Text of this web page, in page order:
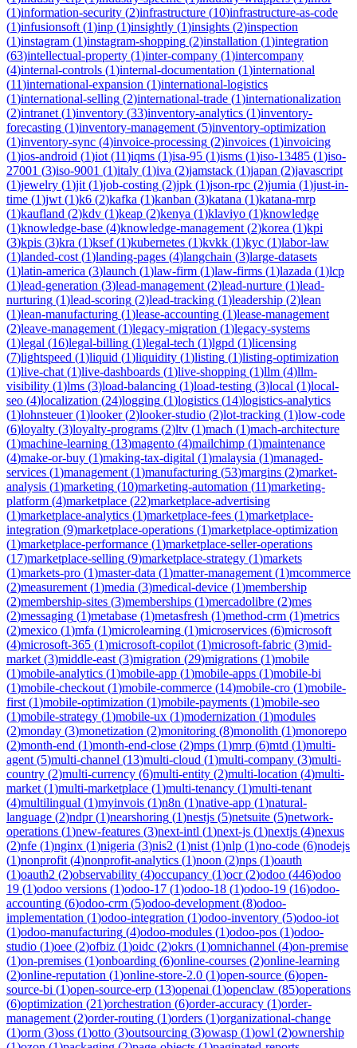
(1)information-security (2)infrastructure (10)infrastructure-as-code
(1)infusionsoft (1)inp (1)insightly (1)insights (2)inspection
(1)instagram (1)instagram-shopping (2)installation (1)integration
(63)intellectual-property (1)inter-company (1)intercompany
(4)internal-controls (1)internal-documentation (1)international
(11)international-expansion (1)international-logistics
(1)international-selling (2)international-trade (1)internationalization
(2)intranet (1)inventory (33)inventory-analytics (1)inventory-
forecasting (1)inventory-management (5)inventory-optimization
(1)inventory-sync (4)invoice-processing (2)invoices (1)invoicing
(1)ios-android (1)iot (11)iqms (1)isa-95 (1)isms (1)iso-13485 (1)iso-
27001 (3)iso-9001 (1)italy (1)iva (2)jamstack (1)japan (2)javascript
(1)jewelry (1)jit (1)job-costing (2)jpk (1)json-rpc (2)jumia (1)just-in-
time (1)jwt (1)k6 (2)kafka (1)kanban (3)katana (1)katana-mrp
(1)kaufland (2)kdv (1)keap (2)kenya (1)klaviyo (1)knowledge
(1)knowledge-base (4)knowledge-management (2)korea (1)kpi
(3)kpis (3)kra (1)ksef(1)kubernetes (1)kvkk (1)kyc (1)labor-law
(1)landed-cost (1)landing-pages (4)langchain (3)large-datasets
(1)latin-america (3)launch (1)law-firm (1)law-firms (1)lazada (1)lcp
(1)lead-generation (3)lead-management (2)lead-nurture (1)lead-
nurturing (1)lead-scoring (2)lead-tracking (1)leadership (2)lean
(1)lean-manufacturing (1)lease-accounting (1)lease-management
(2)leave-management (1)legacy-migration (1)legacy-systems
(1)legal (16)legal-billing (1)legal-tech (1)lgpd (1)licensing
(7)lightspeed (1)liquid (1)liquidity (1)listing (1)listing-optimization
(1)live-chat (1)live-dashboards (1)live-shopping (1)llm (4)llm-
visibility (1)lms (3)load-balancing (1)load-testing (3)local (1)local-
seo (4)localization (24)logging (1)logistics (14)logistics-analytics
(1)lohnsteuer(1)looker(2)looker-studio (2)lot-tracking (1)low-code
(6)loyalty (3)loyalty-programs (2)ltv (1)mach (1)mach-architecture
(1)machine-learning (13)magento (4)mailchimp (1)maintenance
(4)make-or-buy (1)making-tax-digital (1)malaysia (1)managed-
services (1)management (1)manufacturing (53)margins (2)market-
analysis (1)marketing (10)marketing-automation (11)marketing-
platform (4)marketplace (22)marketplace-advertising
(1)marketplace-analytics (1)marketplace-fees (1)marketplace-
integration (9)marketplace-operations (1)marketplace-optimization
(1)marketplace-performance (1)marketplace-seller-operations
(17)marketplace-selling (9)marketplace-strategy (1)markets
(1)markets-pro (1)master-data (1)matter-management (1)mcommerce
(2)measurement (1)media (3)medical-device (1)membership
(2)membership-sites (3)memberships (1)mercadolibre (2)mes
(2)messaging (1)metabase (1)metasfresh (1)method-crm (1)metrics
(2)mexico (1)mfa (1)microlearning (1)microservices (6)microsoft
(4)microsoft-365 (1)microsoft-copilot (1)microsoft-fabric (3)mid-
market (3)middle-east (3)migration (29)migrations (1)mobile
(1)mobile-analytics (1)mobile-app (1)mobile-apps (1)mobile-bi
(1)mobile-checkout (1)mobile-commerce (14)mobile-cro (1)mobile-
first (1)mobile-optimization (1)mobile-payments (1)mobile-seo
(1)mobile-strategy (1)mobile-ux (1)modernization (1)modules
(2)monday (3)monetization (2)monitoring (8)monolith (1)monorepo
(2)month-end (1)month-end-close (2)mps (1)mrp (6)mtd (1)multi-
agent (5)multi-channel (13)multi-cloud (1)multi-company (3)multi-
country (2)multi-currency (6)multi-entity (2)multi-location (4)multi-
market (1)multi-marketplace (1)multi-tenancy (1)multi-tenant
(4)multilingual (1)myinvois (1)n8n (1)native-app (1)natural-
language (2)ndpr(1)nearshoring (1)nestjs (5)netsuite (5)network-
operations (1)new-features (3)next-intl (1)next-js (1)nextjs (4)nexus
(2)nfe (1)nginx (1)nigeria (3)nis2 (1)nist (1)nlp (1)no-code (6)nodejs
(1)nonprofit (4)nonprofit-analytics (1)noon (2)nps (1)oauth
(1)oauth2 (2)observability (4)occupancy (1)ocr(2)odoo (446)odoo
19 (1)odoo versions (1)odoo-17 (1)odoo-18 (1)odoo-19 (16)odoo-
accounting (6)odoo-crm (5)odoo-development (8)odoo-
implementation (1)odoo-integration (1)odoo-inventory (5)odoo-iot
(1)odoo-manufacturing (4)odoo-modules (1)odoo-pos (1)odoo-
studio (1)oee (2)ofbiz (1)oidc (2)okrs (1)omnichannel (4)on-premise
(1)on-premises (1)onboarding (6)online-courses (2)online-learning
(2)online-reputation (1)online-store-2.0 (1)open-source (6)open-
source-bi (1)open-source-erp (13)openai (1)openclaw (85)operations
(6)optimization (21)orchestration (6)order-accuracy (1)order-
management (2)order-routing (1)orders (1)organizational-change
(1)orm (3)oss (1)otto (3)outsourcing (3)owasp (1)owl (2)ownership